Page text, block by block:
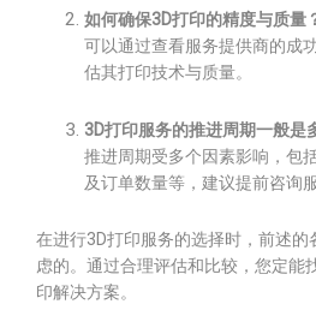
如何确保3D打印的精度与质量
可以通过查看服务提供商的成
估其打印技术与质量。
3D打印服务的推进周期一般是
推进周期受多个因素影响，包
及订单数量等，建议提前咨询
在进行3D打印服务的选择时，前述
虑的。通过合理评估和比较，您定能
印解决方案。